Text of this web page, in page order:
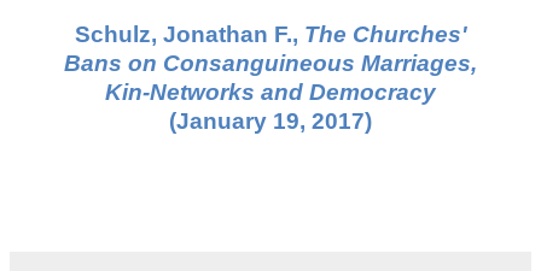
Schulz, Jonathan F., The Churches'
Bans on Consanguineous Marriages,
Kin-Networks and Democracy
(January 19, 2017)